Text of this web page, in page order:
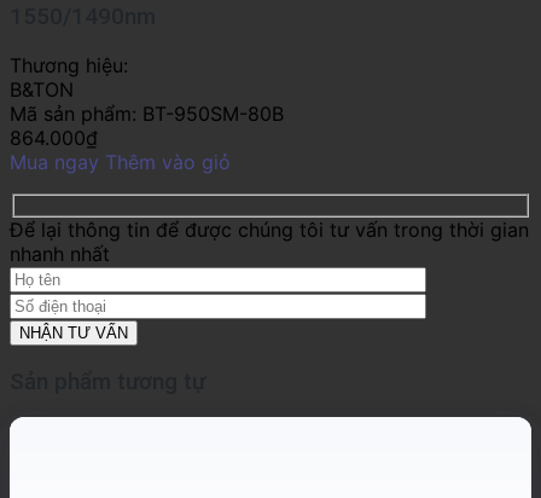
Thương hiệu:
B&TON
Mã sản phẩm: BT-950SM-80B
864.000₫
Mua ngay Thêm vào giỏ
Để lại thông tin để được chúng tôi tư vấn trong thời gian
nhanh nhất